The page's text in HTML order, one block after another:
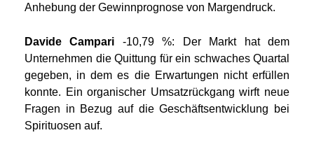
Anhebung der Gewinnprognose von Margendruck.
Davide Campari -10,79 %: Der Markt hat dem
Unternehmen die Quittung für ein schwaches Quartal
gegeben, in dem es die Erwartungen nicht erfüllen
konnte. Ein organischer Umsatzrückgang wirft neue
Fragen in Bezug auf die Geschäftsentwicklung bei
Spirituosen auf.